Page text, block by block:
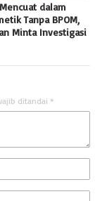
dalam
Tanpa BPOM,
Minta Investigasi
ditandai *